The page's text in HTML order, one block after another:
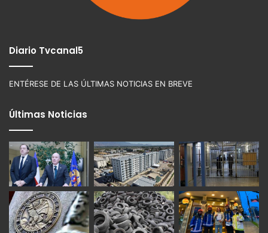
Diario Tvcanal5
ENTÉRESE DE LAS ÚLTIMAS NOTICIAS EN BREVE
Últimas Noticias